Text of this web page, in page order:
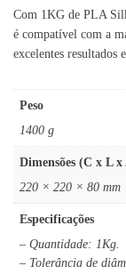
Com 1KG de PLA
é compatível com a
excelentes resultados
Peso
1400 g
Dimensões (C x L x
220 × 220 × 80 mm
Especificações
– Quantidade: 1Kg.
– Tolerância de